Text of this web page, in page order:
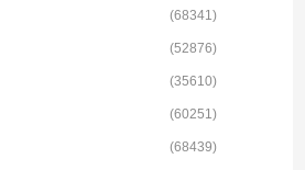
(68341)
(52876)
(35610)
(60251)
(68439)